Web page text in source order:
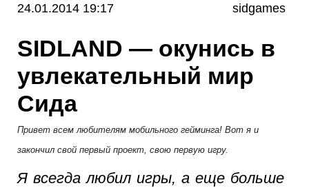
24.01.2014 19:17 sidgames
SIDLAND — окунись в
увлекательный мир
Сида
Привет всем любителям мобильного гейминга! Вот я и
закончил свой первый проект, свою первую игру.
Я всегда любил игры, а еще больше